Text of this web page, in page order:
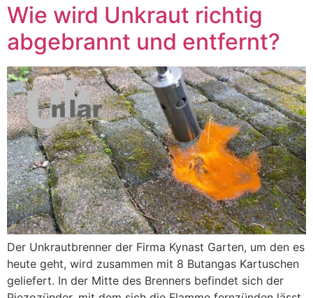
Wie wird Unkraut richtig
abgebrannt und entfernt?
Der Unkrautbrenner der Firma Kynast Garten, um den es
heute geht, wird zusammen mit 8 Butangas Kartuschen
geliefert. In der Mitte des Brenners befindet sich der